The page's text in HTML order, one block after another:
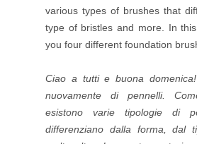
various types of brushes that
type of bristles and more. In
you four different foundation
Ciao a tutti e buona
nuovamente di pennelli.
esistono varie tipologie di
differenziano dalla forma, dal